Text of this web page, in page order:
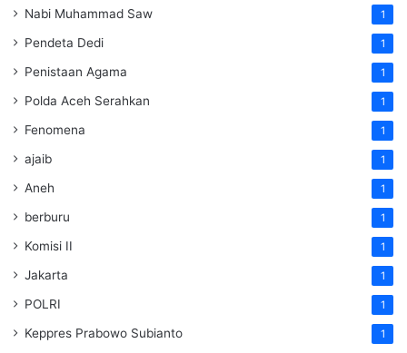
Nabi Muhammad Saw 1
Pendeta Dedi 1
Penistaan Agama 1
Polda Aceh Serahkan 1
Fenomena 1
ajaib 1
Aneh 1
berburu 1
Komisi II 1
Jakarta 1
POLRI 1
Keppres Prabowo Subianto 1